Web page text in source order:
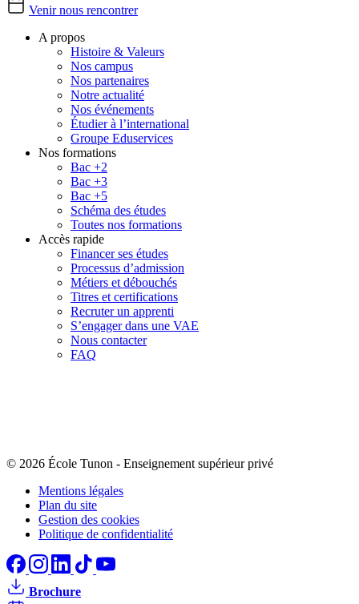
Venir nous rencontrer
A propos
Histoire & Valeurs
Nos campus
Nos partenaires
Notre actualité
Nos événements
Étudier à l’international
Groupe Eduservices
Nos formations
Bac +2
Bac +3
Bac +5
Schéma des études
Toutes nos formations
Accès rapide
Financer ses études
Processus d’admission
Métiers et débouchés
Titres et certifications
Recruter un apprenti
S’engager dans une VAE
Nous contacter
FAQ
© 2026 École Tunon - Enseignement supérieur privé
Mentions légales
Plan du site
Gestion des cookies
Politique de confidentialité
Brochure